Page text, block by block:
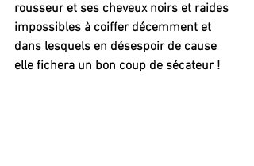
rousseur et ses cheveux noirs et raides
impossibles à coiffer décemment et
dans lesquels en désespoir de cause
elle fichera un bon coup de sécateur !